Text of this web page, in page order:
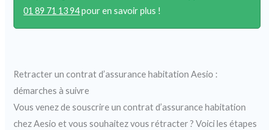
01 89 71 13 94pour en savoir plus !
Retracter un contrat d’assurance habitation Aesio :
démarches à suivre
Vous venez de souscrire un contrat d’assurance habitation
chez Aesio et vous souhaitez vous rétracter ? Voici les étapes